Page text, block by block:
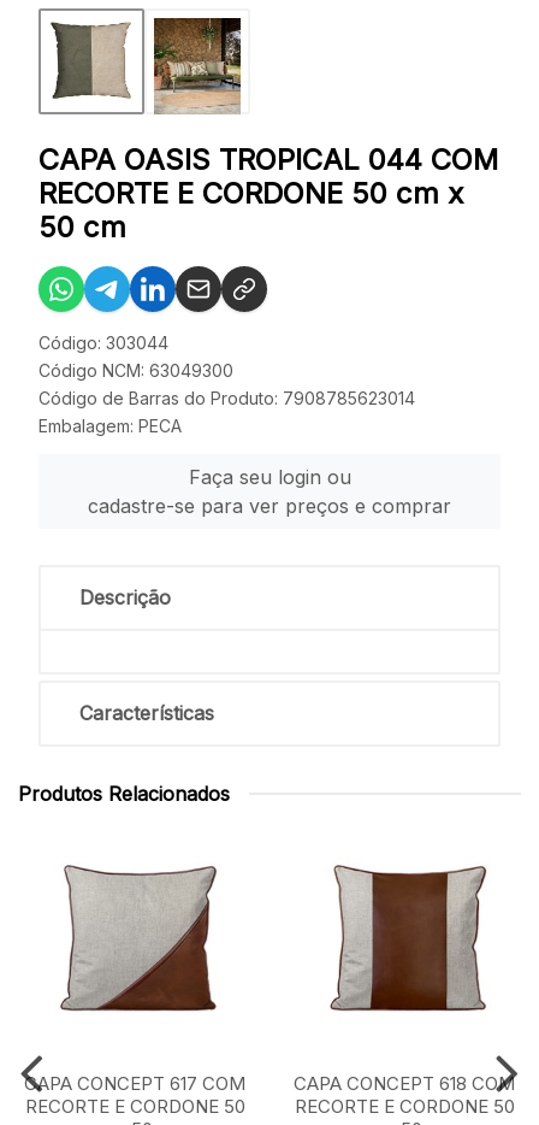
CAPA OASIS TROPICAL 044 COM
RECORTE E CORDONE 50 cm x
50 cm
Código: 303044
Código NCM: 63049300
Código de Barras do Produto: 7908785623014
Embalagem: PECA
Faça seu login ou
cadastre-se para ver preços e comprar
Descrição
Características
Produtos Relacionados
CAPA CONCEPT 617 COM
RECORTE E CORDONE 50
CAPA CONCEPT 618 COM
RECORTE E CORDONE 50